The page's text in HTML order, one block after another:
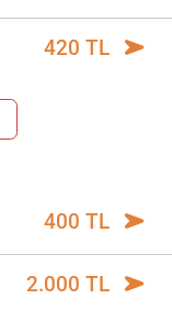
420 TL
400 TL
2.000 TL